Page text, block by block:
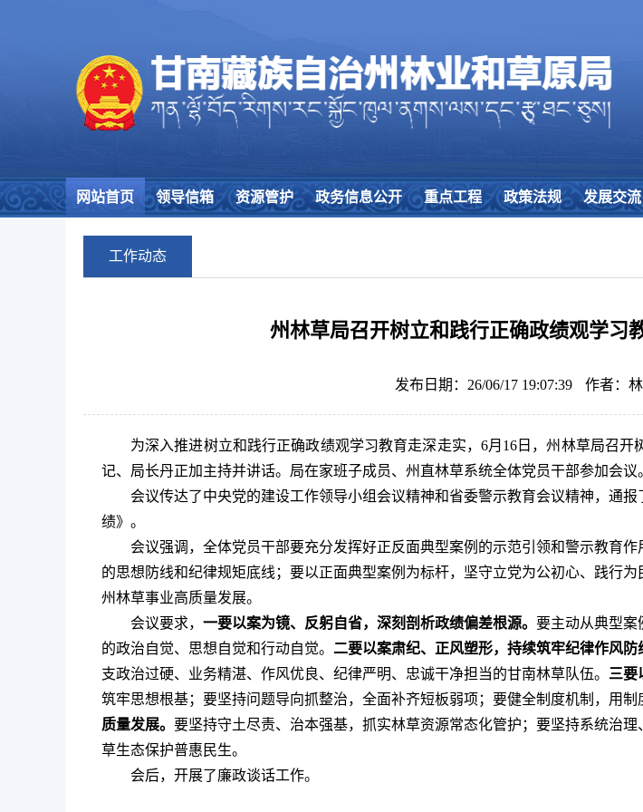
网站首页 领导信箱 资源管护 政务信息公开 重点工程 政策法规 发展交流
工作动态
州林草局召开树立和践行正确政绩观学习
发布日期：26/06/17 19:07:39 作者：
为深入推进树立和践行正确政绩观学习教育走深走实，6月16日，州林草局召
记、局长丹正加主持并讲话。局在家班子成员、州直林草系统全体党员干部参加会议
会议传达了中央党的建设工作领导小组会议精神和省委警示教育会议精神，通
绩》。
会议强调，全体党员干部要充分发挥好正反面典型案例的示范引领和警示教育
的思想防线和纪律规矩底线；要以正面典型案例为标杆，坚守立党为公初心、践行
州林草事业高质量发展。
会议要求， 一要以案为镜、反躬自省，深刻剖析政绩偏差根源。 要主动从典型案
的政治自觉、思想自觉和行动自觉。 二要以案肃纪、正风塑形，持续筑牢纪律作风防
支政治过硬、业务精湛、作风优良、纪律严明、忠诚干净担当的甘南林草队伍。 三要
筑牢思想根基；要坚持问题导向抓整治，全面补齐短板弱项；要健全制度机制，用制
质量发展。 要坚持守土尽责、治本强基，抓实林草资源常态化管护；要坚持系统治
草生态保护普惠民生。
会后，开展了廉政谈话工作。